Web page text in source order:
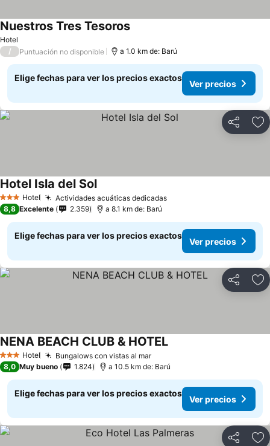
Hotel
Nuestros Tres TesorosVer precios
/ Puntuación no disponible a 1.0 km de: Barú
Elige fechas para ver los precios exactos
Ver precios
Compartir
3 Estrellas
Hotel Actividades acuáticas dedicadasVer precios
Hotel Isla del SolVer precios
8,8 Excelente 2.359 a 8.1 km de: Barú
Elige fechas para ver los precios exactos
Ver precios
Compartir
3 Estrellas
Hotel Bungalows con vistas al marVer precios
NENA BEACH CLUB & HOTELVer precios
8,0 Muy bueno 1.824 a 10.5 km de: Barú
Elige fechas para ver los precios exactos
Ver precios
Compartir